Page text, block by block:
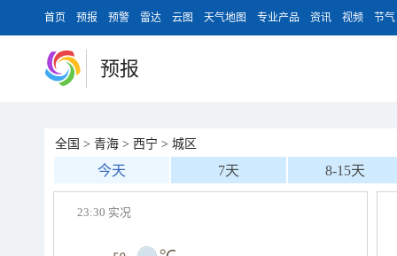
首页 预报 预警 雷达 云图 天气地图 专业产品 资讯 视频 节气
预报
全国 > 青海 > 西宁 > 城区
今天 7天 8-15天
23:30 实况